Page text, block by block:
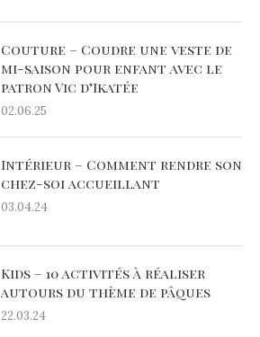
Couture – Coudre une veste de
mi-saison pour enfant avec le
patron Vic d’Ikatée
02.06.25
Intérieur – Comment rendre son
chez-soi accueillant
03.04.24
Kids – 10 activités à réaliser
autours du thème de pâques
22.03.24